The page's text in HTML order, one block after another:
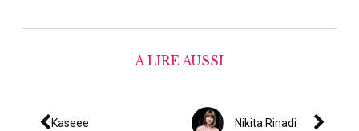
A LIRE AUSSI
Kaseee Nikita Rinadi